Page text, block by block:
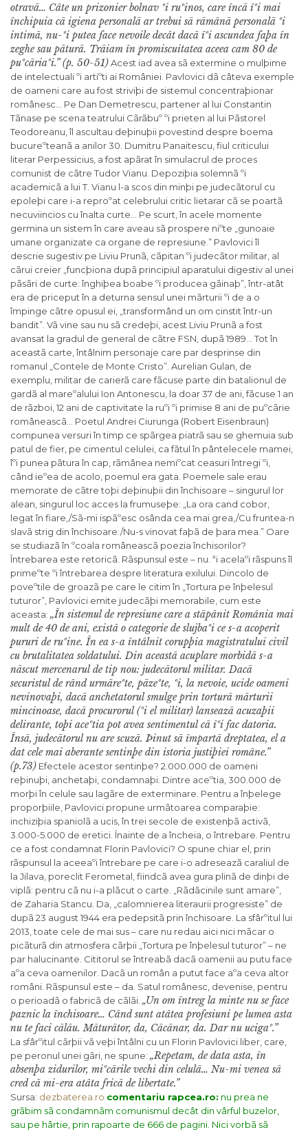
otravã… Câte un prizonier bolnav ºi ruºinos, care încã îºi mai
închipuia cã igiena personalã ar trebui sã rãmânã personalã ºi
intimã, nu-ºi putea face nevoile decât dacã îºi ascundea faþa în
zeghe sau pãturã. Trãiam în promiscuitatea aceea cam 80 de
puºcãriaºi.” (p. 50-51)Acest iad avea sã extermine o mulþime
de intelectuali ºi artiºti ai României. Pavlovici dã câteva exemple
de oameni care au fost striviþi de sistemul concentraþionar
românesc… Pe Dan Demetrescu, partener al lui Constantin
Tãnase pe scena teatrului Cãrãbuº ºi prieten al lui Pãstorel
Teodoreanu, îl ascultau deþinuþii povestind despre boema
bucureºteanã a anilor 30. Dumitru Panaitescu, fiul criticului
literar Perpessicius, a fost apãrat în simulacrul de proces
comunist de cãtre Tudor Vianu. Depoziþia solemnã ºi
academicã a lui T. Vianu l-a scos din minþi pe judecãtorul cu
epoleþi care i-a reproºat celebrului critic lietarar cã se poartã
necuviincios cu înalta curte… Pe scurt, în acele momente
germina un sistem în care aveau sã prospere niºte „gunoaie
umane organizate ca organe de represiune.” Pavlovici îl
descrie sugestiv pe Liviu Prunã, cãpitan ºi judecãtor militar, al
cãrui creier „funcþiona dupã principiul aparatului digestiv al unei
pãsãri de curte: înghiþea boabe ºi producea gãinaþ”, într-atât
era de priceput în a deturna sensul unei mãrturii ºi de a o
împinge cãtre opusul ei, „transformând un om cinstit într-un
bandit”. Vã vine sau nu sã credeþi, acest Liviu Prunã a fost
avansat la gradul de general de cãtre FSN, dupã 1989… Tot în
aceastã carte, întâlnim personaje care par desprinse din
romanul „Contele de Monte Cristo”. Aurelian Gulan, de
exemplu, militar de carierã care fãcuse parte din batalionul de
gardã al mareºalului Ion Antonescu, la doar 37 de ani, fãcuse 1 an
de rãzboi, 12 ani de captivitate la ruºi ºi primise 8 ani de puºcãrie
româneascã… Poetul Andrei Ciurunga (Robert Eisenbraun)
compunea versuri în timp ce spãrgea piatrã sau se ghemuia sub
patul de fier, pe cimentul celulei, ca fãtul în pântelecele mamei,
îºi punea pãtura în cap, rãmânea nemiºcat ceasuri întregi ºi,
când ieºea de acolo, poemul era gata. Poemele sale erau
memorate de cãtre toþi deþinuþii din închisoare – singurul lor
alean, singurul loc acces la frumuseþe: „La ora cand cobor,
legat în fiare,/Sã-mi ispãºesc osânda cea mai grea,/Cu fruntea-n
slavã strig din închisoare:/Nu-s vinovat faþã de þara mea.” Oare
se studiazã în ºcoala româneascã poezia închisorilor?
Întrebarea este retoricã. Rãspunsul este – nu. ªi acelaºi rãspuns îl
primeºte ºi întrebarea despre literatura exilului. Dincolo de
poveºtile de groazã pe care le citim în „Tortura pe înþelesul
tuturor”, Pavlovici emite judecãþi memorabile, cum este
aceasta: „În sistemul de represiune care a stãpânit România mai
mult de 40 de ani, existã o categorie de slujbaºi ce s-a acoperit
pururi de ruºine. În ea s-a întâlnit corupþia magistratului civil
cu brutalitatea soldatului. Din aceastã acuplare morbidã s-a
nãscut mercenarul de tip nou: judecãtorul militar. Dacã
securistul de rând urmãreºte, pãzeºte, ºi, la nevoie, ucide oameni
nevinovaþi, dacã anchetatorul smulge prin torturã mãrturii
mincinoase, dacã procurorul (ºi el militar) lanseazã acuzaþii
delirante, toþi aceºtia pot avea sentimentul cã îºi fac datoria.
Însã, judecãtorul nu are scuzã. Þinut sã împartã dreptatea, el a
dat cele mai aberante sentinþe din istoria justiþiei române.”
(p.73) Efectele acestor sentinþe? 2.000.000 de oameni
reþinuþi, anchetaþi, condamnaþi. Dintre aceºtia, 300.000 de
morþi în celule sau lagãre de exterminare. Pentru a înþelege
proporþiile, Pavlovici propune urmãtoarea comparaþie:
inchiziþia spaniolã a ucis, în trei secole de existenþã activã,
3.000-5.000 de eretici. Înainte de a încheia, o întrebare. Pentru
ce a fost condamnat Florin Pavlovici? O spune chiar el, prin
rãspunsul la aceeaºi întrebare pe care i-o adreseazã caraliul de
la Jilava, poreclit Ferometal, fiindcã avea gura plinã de dinþi de
viplã: pentru cã nu i-a plãcut o carte. „Rãdãcinile sunt amare”,
de Zaharia Stancu. Da, „calomnierea literaurii progresiste” de
dupã 23 august 1944 era pedepsitã prin închisoare. La sfârºitul lui
2013, toate cele de mai sus – care nu redau aici nici mãcar o
picãturã din atmosfera cãrþii „Tortura pe înþelesul tuturor” – ne
par halucinante. Cititorul se întreabã dacã oamenii au putu face
aºa ceva oamenilor. Dacã un român a putut face aºa ceva altor
români. Rãspunsul este – da. Satul românesc, devenise, pentru
o perioadã o fabricã de cãlãi. „Un om întreg la minte nu se face
paznic la închisoare… Când sunt atâtea profesiuni pe lumea asta
nu te faci cãlãu. Mãturãtor, da, Cãcãnar, da. Dar nu ucigaº.”
La sfârºitul cãrþii vã veþi întâlni cu un Florin Pavlovici liber, care,
pe peronul unei gãri, ne spune: „Repetam, de data asta, în
absenþa zidurilor, miºcãrile vechi din celulã… Nu-mi venea sã
cred cã mi-era atâta fricã de libertate.”
Sursa: dezbaterea.ro comentariu rapcea.ro: nu prea ne
grãbim sã condamnãm comunismul decât din vârful buzelor,
sau pe hârtie, prin rapoarte de 666 de pagini. Nici vorbã sã